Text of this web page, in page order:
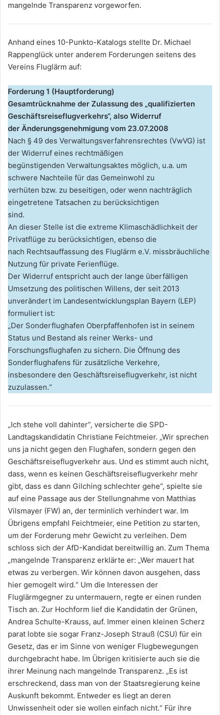
mangelnde Transparenz vorgeworfen.
Anhand eines 10-Punkto-Katalogs stellte Dr. Michael
Rappenglück unter anderem Forderungen seitens des
Vereins Fluglärm auf:
Forderung 1 (Hauptforderung)
Gesamtrücknahme der Zulassung des „qualifizierten
Geschäftsreiseflugverkehrs“, also Widerruf
der Änderungsgenehmigung vom 23.07.2008
Nach § 49 des Verwaltungsverfahrensrechtes (VwVG) ist
der Widerruf eines rechtmäßigen
begünstigenden Verwaltungsaktes möglich, u.a. um
schwere Nachteile für das Gemeinwohl zu
verhüten bzw. zu beseitigen, oder wenn nachträglich
eingetretene Tatsachen zu berücksichtigen
sind.
An dieser Stelle ist die extreme Klimaschädlichkeit der
Privatflüge zu berücksichtigen, ebenso die
nach Rechtsauffassung des Fluglärm e.V. missbräuchliche
Nutzung für private Ferienflüge.
Der Widerruf entspricht auch der lange überfälligen
Umsetzung des politischen Willens, der seit 2013
unverändert im Landesentwicklungsplan Bayern (LEP)
formuliert ist:
„Der Sonderflughafen Oberpfaffenhofen ist in seinem
Status und Bestand als reiner Werks- und
Forschungsflughafen zu sichern. Die Öffnung des
Sonderflughafens für zusätzliche Verkehre,
insbesondere den Geschäftsreiseflugverkehr, ist nicht
zuzulassen.“
„Ich stehe voll dahinter“, versicherte die SPD-
Landtagskandidatin Christiane Feichtmeier. „Wir sprechen
uns ja nicht gegen den Flughafen, sondern gegen den
Geschäftsreiseflugverkehr aus. Und es stimmt auch nicht,
dass, wenn es keinen Geschäftsreiseflugverkehr mehr
gibt, dass es dann Gilching schlechter gehe“, spielte sie
auf eine Passage aus der Stellungnahme von Matthias
Vilsmayer (FW) an, der terminlich verhindert war. Im
Übrigens empfahl Feichtmeier, eine Petition zu starten,
um der Forderung mehr Gewicht zu verleihen. Dem
schloss sich der AfD-Kandidat bereitwillig an. Zum Thema
„mangelnde Transparenz erklärte er: „Wer mauert hat
etwas zu verbergen. Wir können davon ausgehen, dass
hier gemogelt wird.“ Um die Interessen der
Fluglärmgegner zu untermauern, regte er einen runden
Tisch an. Zur Hochform lief die Kandidatin der Grünen,
Andrea Schulte-Krauss, auf. Immer einen kleinen Scherz
parat lobte sie sogar Franz-Joseph Strauß (CSU) für ein
Gesetz, das er im Sinne von weniger Flugbewegungen
durchgebracht habe. Im Übrigen kritisierte auch sie die
ihrer Meinung nach mangelnde Transparenz. „Es ist
erschreckend, dass man von der Staatsregierung keine
Auskunft bekommt. Entweder es liegt an deren
Unwissenheit oder sie wollen einfach nicht.“ Für ihre